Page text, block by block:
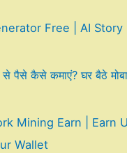
Free | AI Story
पैसे कैसे कमाएं? घर बैठे
Mining Earn | Earn
Wallet